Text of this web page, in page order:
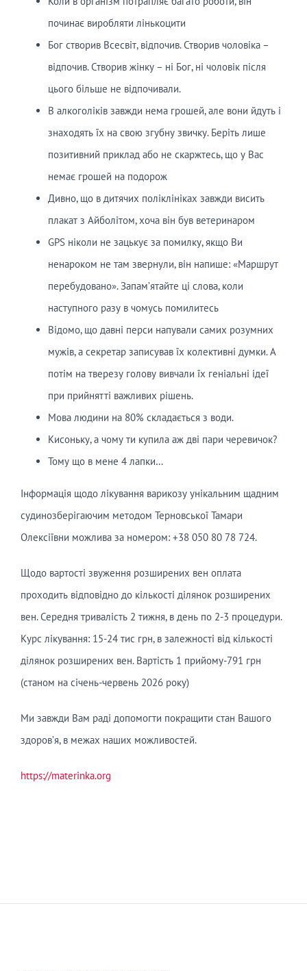
починає виробляти лінькоцити
Бог створив Всесвіт, відпочив. Створив чоловіка –
відпочив. Створив жінку – ні Бог, ні чоловік після
цього більше не відпочивали.
В алкоголіків завжди нема грошей, але вони йдуть і
знаходять їх на свою згубну звичку. Беріть лише
позитивний приклад або не скаржтесь, що у Вас
немає грошей на подорож
Дивно, що в дитячих поліклініках завжди висить
плакат з Айболітом, хоча він був ветеринаром
GPS ніколи не зацькує за помилку, якщо Ви
ненароком не там звернули, він напише: «Маршрут
перебудовано». Запам’ятайте ці слова, коли
наступного разу в чомусь помилитесь
Відомо, що давні перси напували самих розумних
мужів, а секретар записував їх колективні думки. А
потім на тверезу голову вивчали їх геніальні ідеї
при прийнятті важливих рішень.
Мова людини на 80% складається з води.
Кисоньку, а чому ти купила аж дві пари черевичок?
Тому що в мене 4 лапки…
Інформація щодо лікування варикозу унікальним щадним
судинозберігаючим методом Терновської Тамари
Олексіївни можлива за номером: +38 050 80 78 724.
Щодо вартості звуження розширених вен оплата
проходить відповідно до кількості ділянок розширених
вен. Середня тривалість 2 тижня, в день по 2-3 процедури.
Курс лікування: 15-24 тис грн, в залежності від кількості
ділянок розширених вен. Вартість 1 прийому-791 грн
(станом на січень-червень 2026 року)
Ми завжди Вам раді допомогти покращити стан Вашого
здоров’я, в межах наших можливостей.
https://materinka.org